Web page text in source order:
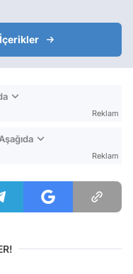
Reklam
Reklam